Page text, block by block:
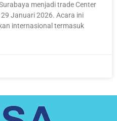
menjadi trade Center
Januari 2026. Acara ini
internasional termasuk